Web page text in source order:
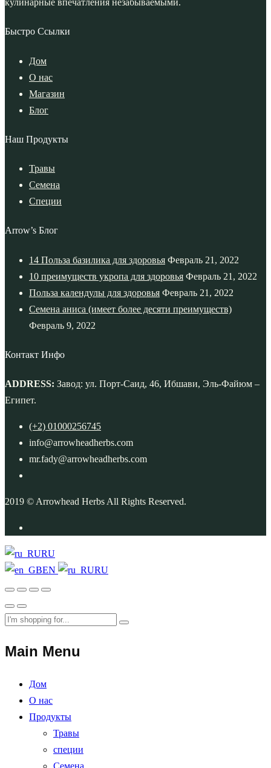
кулинарные впечатления незабываемыми.
Быстро Ссылки
Дом
О нас
Магазин
Блог
Наш Продукты
Травы
Семена
Специи
Arrow’s Блог
14 Польза базилика для здоровья Февраль 21, 2022
10 преимуществ укропа для здоровья Февраль 21, 2022
Польза календулы для здоровья Февраль 21, 2022
Семена аниса (имеет более десяти преимуществ)
Февраль 9, 2022
Контакт Инфо
ADDRESS: Завод: ул. Порт-Саид, 46, Ибшави, Эль-Файюм –
Египет.
(+2) 01000256745
info@arrowheadherbs.com
mr.fady@arrowheadherbs.com
2019 © Arrowhead Herbs All Rights Reserved.
RU
EN
RU
Main Menu
Дом
О нас
Продукты
Травы
специи
Семена